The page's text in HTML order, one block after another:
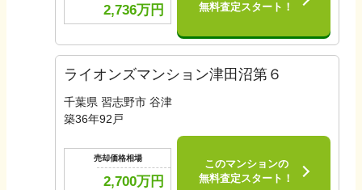
2,736万円
無料査定スタート！
ライオンズマンション津田沼第６
千葉県 習志野市 谷津
築36年92 戸
売却価格相場
2,700万円
このマンションの
無料査定スタート！